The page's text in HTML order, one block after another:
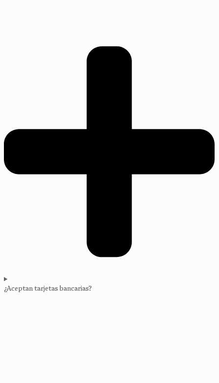
¿Aceptan tarjetas bancarias?